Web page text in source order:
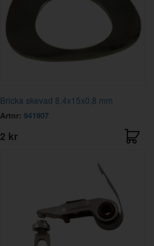
Bricka skevad 8,4x15x0,8 mm
Artnr: 941907
2 kr